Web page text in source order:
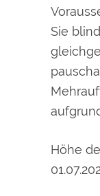
Sie
Höhe